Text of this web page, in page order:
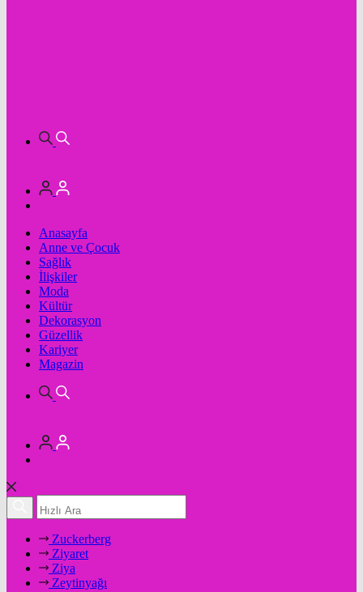
Anasayfa
Anne ve Çocuk
Sağlık
İlişkiler
Moda
Kültür
Dekorasyon
Güzellik
Kariyer
Magazin
Zuckerberg
Ziyaret
Ziya
Zeytinyağı